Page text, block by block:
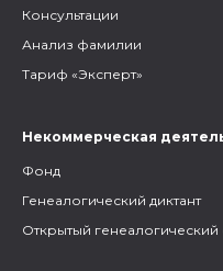
Консультации
Анализ фамилии
Тариф «Эксперт»
Некоммерческая
Фонд
Генеалогический диктант
Открытый